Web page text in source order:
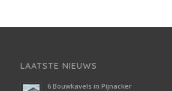
LAATSTE NIEUWS
6 Bouwkavels in Pijnacker